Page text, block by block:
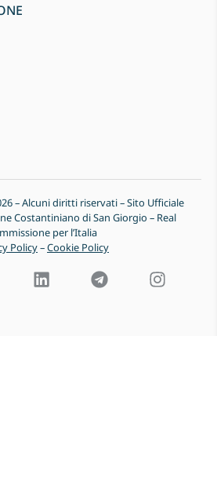
– Alcuni diritti riservati – Sito Ufficiale
Costantiniano di San Giorgio – Real
per l’Italia
Policy–Cookie Policy